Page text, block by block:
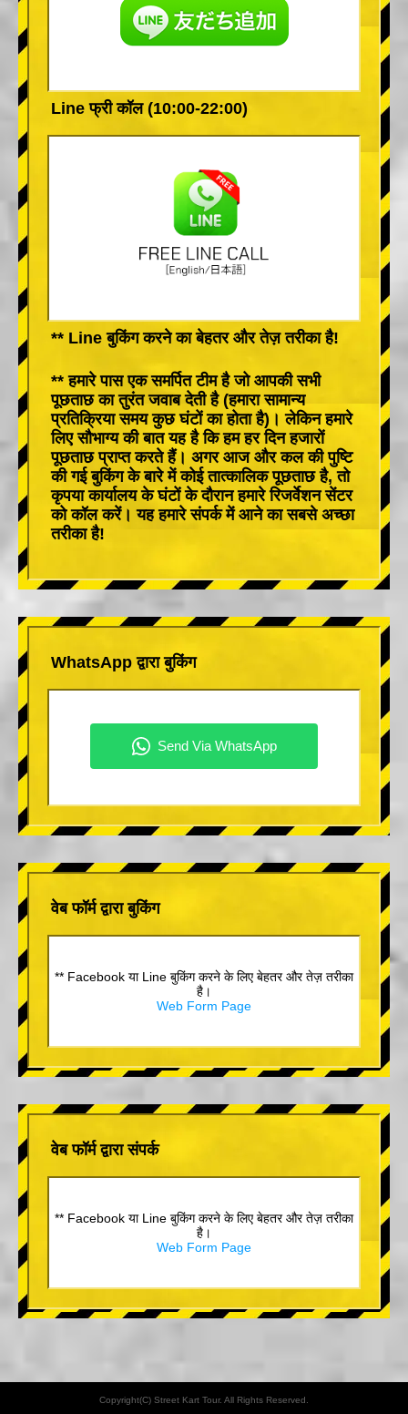
Line फ्री कॉल (10:00-22:00)
** Line बुकिंग करने का बेहतर और तेज़ तरीका है!
** हमारे पास एक समर्पित टीम है जो आपकी सभी
पूछताछ का तुरंत जवाब देती है (हमारा सामान्य
प्रतिक्रिया समय कुछ घंटों का होता है)। लेकिन हमारे
लिए सौभाग्य की बात यह है कि हम हर दिन हजारों
पूछताछ प्राप्त करते हैं। अगर आज और कल की पुष्टि
की गई बुकिंग के बारे में कोई तात्कालिक पूछताछ है, तो
कृपया कार्यालय के घंटों के दौरान हमारे रिजर्वेशन सेंटर
को कॉल करें। यह हमारे संपर्क में आने का सबसे अच्छा
तरीका है!
WhatsApp द्वारा बुकिंग
वेब फॉर्म द्वारा बुकिंग
** Facebook या Line बुकिंग करने के लिए बेहतर और तेज़ तरीका
है।
Web Form Page
वेब फॉर्म द्वारा संपर्क
** Facebook या Line बुकिंग करने के लिए बेहतर और तेज़ तरीका
है।
Web Form Page
Copyright(C) Street Kart Tour. All Rights Reserved.